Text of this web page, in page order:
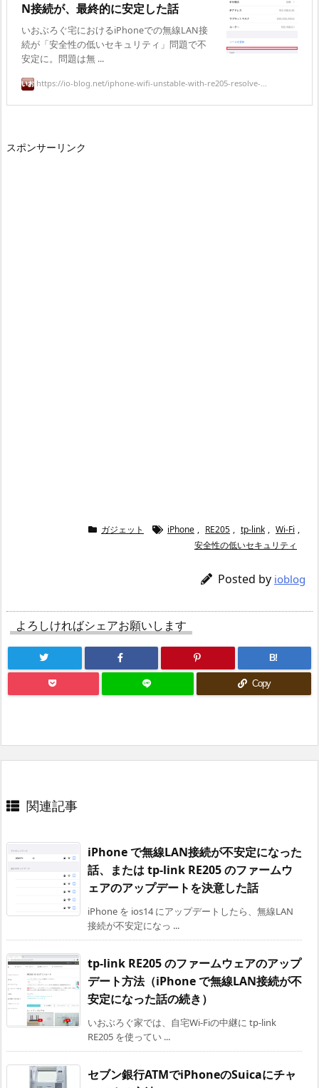
N接続が、最終的に安定した話
いおぶろぐ宅におけるiPhoneでの無線LAN接
続が「安全性の低いセキュリティ」問題で不
安定に。問題は無 ...
https://io-blog.net/iphone-wifi-unstable-with-re205-resolve-...
スポンサーリンク
ガジェット iPhone , RE205 , tp-link , Wi-Fi ,
安全性の低いセキュリティ
Posted by ioblog
よろしければシェアお願いします
B!
Copy
関連記事
iPhone で無線LAN接続が不安定になった
話、または tp-link RE205 のファームウ
ェアのアップデートを決意した話
iPhone を ios14 にアップデートしたら、無線LAN
接続が不安定になっ ...
tp-link RE205 のファームウェアのアップ
デート方法（iPhone で無線LAN接続が不
安定になった話の続き）
いおぶろぐ家では、自宅Wi-Fiの中継に tp-link
RE205 を使ってい ...
セブン銀行ATMでiPhoneのSuicaにチャ